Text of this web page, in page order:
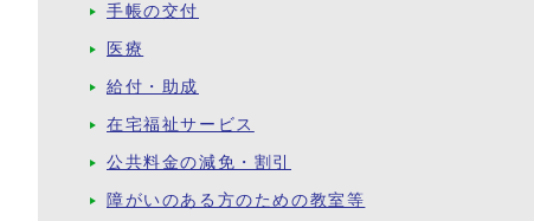
手帳の交付
医療
給付・助成
在宅福祉サービス
公共料金の減免・割引
障がいのある方のための教室等